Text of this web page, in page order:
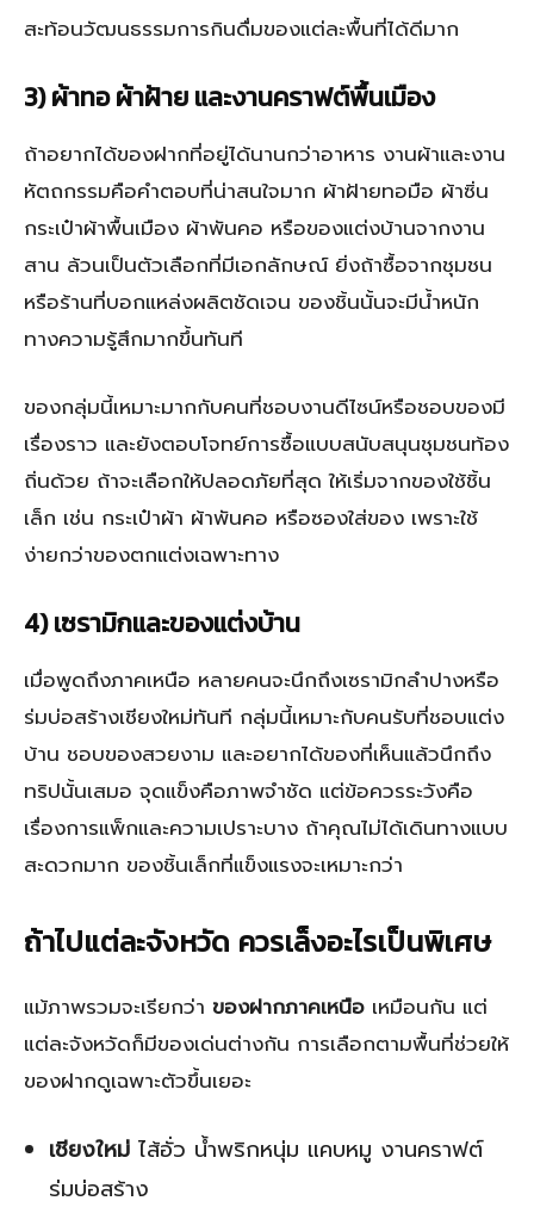
สะท้อนวัฒนธรรมการกินดื่มของแต่ละพื้นที่ได้ดีมาก
3) ผ้าทอ ผ้าฝ้าย และงานคราฟต์พื้นเมือง
ถ้าอยากได้ของฝากที่อยู่ได้นานกว่าอาหาร งานผ้าและงาน
หัตถกรรมคือคำตอบที่น่าสนใจมาก ผ้าฝ้ายทอมือ ผ้าซิ่น
กระเป๋าผ้าพื้นเมือง ผ้าพันคอ หรือของแต่งบ้านจากงาน
สาน ล้วนเป็นตัวเลือกที่มีเอกลักษณ์ ยิ่งถ้าซื้อจากชุมชน
หรือร้านที่บอกแหล่งผลิตชัดเจน ของชิ้นนั้นจะมีน้ำหนัก
ทางความรู้สึกมากขึ้นทันที
ของกลุ่มนี้เหมาะมากกับคนที่ชอบงานดีไซน์หรือชอบของมี
เรื่องราว และยังตอบโจทย์การซื้อแบบสนับสนุนชุมชนท้อง
ถิ่นด้วย ถ้าจะเลือกให้ปลอดภัยที่สุด ให้เริ่มจากของใช้ชิ้น
เล็ก เช่น กระเป๋าผ้า ผ้าพันคอ หรือซองใส่ของ เพราะใช้
ง่ายกว่าของตกแต่งเฉพาะทาง
4) เซรามิกและของแต่งบ้าน
เมื่อพูดถึงภาคเหนือ หลายคนจะนึกถึงเซรามิกลำปางหรือ
ร่มบ่อสร้างเชียงใหม่ทันที กลุ่มนี้เหมาะกับคนรับที่ชอบแต่ง
บ้าน ชอบของสวยงาม และอยากได้ของที่เห็นแล้วนึกถึง
ทริปนั้นเสมอ จุดแข็งคือภาพจำชัด แต่ข้อควรระวังคือ
เรื่องการแพ็กและความเปราะบาง ถ้าคุณไม่ได้เดินทางแบบ
สะดวกมาก ของชิ้นเล็กที่แข็งแรงจะเหมาะกว่า
ถ้าไปแต่ละจังหวัด ควรเล็งอะไรเป็นพิเศษ
แม้ภาพรวมจะเรียกว่า ของฝากภาคเหนือ เหมือนกัน แต่
แต่ละจังหวัดก็มีของเด่นต่างกัน การเลือกตามพื้นที่ช่วยให้
ของฝากดูเฉพาะตัวขึ้นเยอะ
เชียงใหม่ ไส้อั่ว น้ำพริกหนุ่ม แคบหมู งานคราฟต์
ร่มบ่อสร้าง